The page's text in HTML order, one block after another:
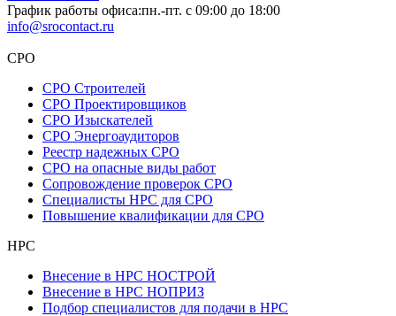
График работы офиса:пн.-пт. с 09:00 до 18:00
info@srocontact.ru
СРО
СРО Строителей
СРО Проектировщиков
СРО Изыскателей
СРО Энергоаудиторов
Реестр надежных СРО
СРО на опасные виды работ
Сопровождение проверок СРО
Специалисты НРС для СРО
Повышение квалификации для СРО
НРС
Внесение в НРС НОСТРОЙ
Внесение в НРС НОПРИЗ
Подбор специалистов для подачи в НРС